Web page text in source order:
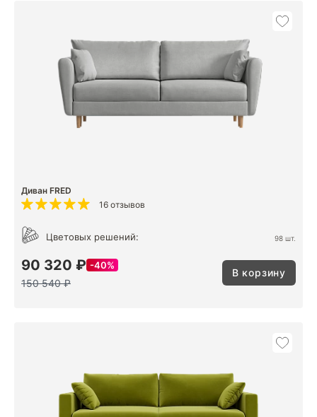
Диван FRED
16 отзывов
Цветовых решений: 98 шт.
90 320 ₽ 40%
150 540 ₽
В корзину